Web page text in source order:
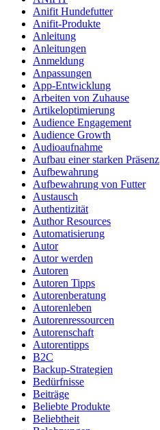
Anifit Hundefutter
Anifit-Produkte
Anleitung
Anleitungen
Anmeldung
Anpassungen
App-Entwicklung
Arbeiten von Zuhause
Artikeloptimierung
Audience Engagement
Audience Growth
Audioaufnahme
Aufbau einer starken Präsenz
Aufbewahrung
Aufbewahrung von Futter
Austausch
Authentizität
Author Resources
Automatisierung
Autor
Autor werden
Autoren
Autoren Tipps
Autorenberatung
Autorenleben
Autorenressourcen
Autorenschaft
Autorentipps
B2C
Backup-Strategien
Bedürfnisse
Beiträge
Beliebte Produkte
Beliebtheit